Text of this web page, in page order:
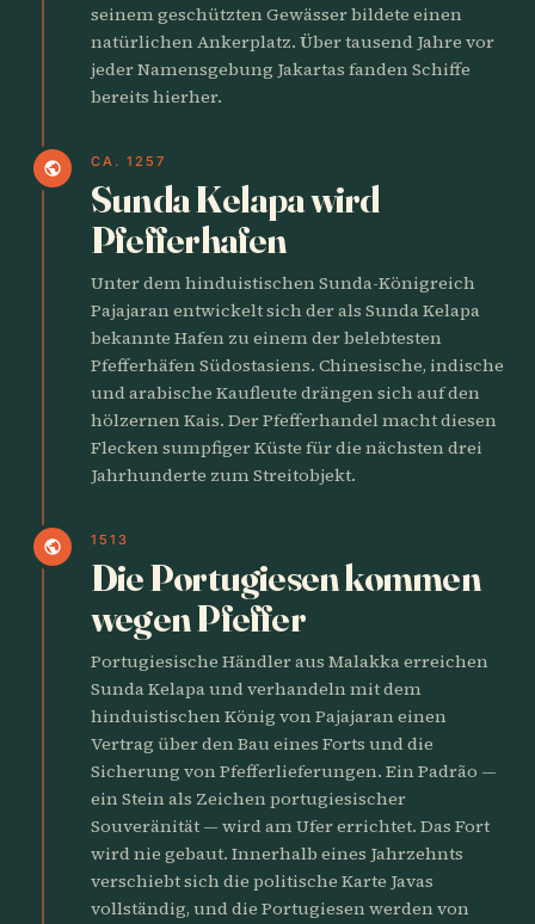
seinem geschützten Gewässer bildete einen
natürlichen Ankerplatz. Über tausend Jahre vor
jeder Namensgebung Jakartas fanden Schiffe
bereits hierher.
public CA. 1257
Sunda Kelapa wird
Pfefferhafen
Unter dem hinduistischen Sunda-Königreich
Pajajaran entwickelt sich der als Sunda Kelapa
bekannte Hafen zu einem der belebtesten
Pfefferhäfen Südostasiens. Chinesische, indische
und arabische Kaufleute drängen sich auf den
hölzernen Kais. Der Pfefferhandel macht diesen
Flecken sumpfiger Küste für die nächsten drei
Jahrhunderte zum Streitobjekt.
public 1513
Die Portugiesen kommen
wegen Pfeffer
Portugiesische Händler aus Malakka erreichen
Sunda Kelapa und verhandeln mit dem
hinduistischen König von Pajajaran einen
Vertrag über den Bau eines Forts und die
Sicherung von Pfefferlieferungen. Ein Padrão —
ein Stein als Zeichen portugiesischer
Souveränität — wird am Ufer errichtet. Das Fort
wird nie gebaut. Innerhalb eines Jahrzehnts
verschiebt sich die politische Karte Javas
vollständig, und die Portugiesen werden von